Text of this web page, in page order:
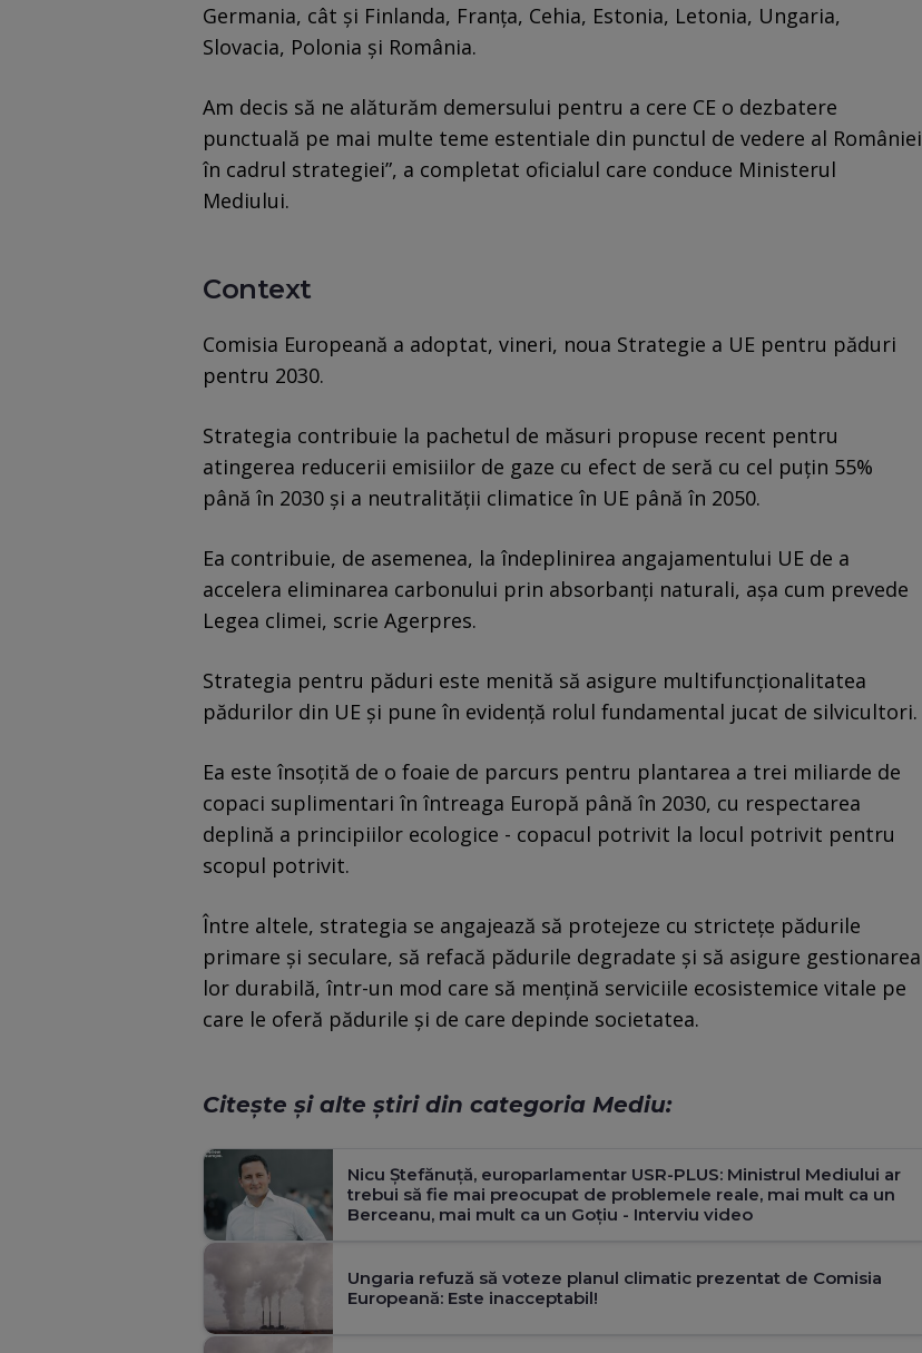
Germania, cât și Finlanda, Franța, Cehia, Estonia, Letonia, Ungaria,
Slovacia, Polonia și România.
Am decis să ne alăturăm demersului pentru a cere CE o dezbatere
punctuală pe mai multe teme estentiale din punctul de vedere al României
în cadrul strategiei”, a completat oficialul care conduce Ministerul
Mediului.
Context
Comisia Europeană a adoptat, vineri, noua Strategie a UE pentru păduri
pentru 2030.
Strategia contribuie la pachetul de măsuri propuse recent pentru
atingerea reducerii emisiilor de gaze cu efect de seră cu cel puţin 55%
până în 2030 şi a neutralităţii climatice în UE până în 2050.
Ea contribuie, de asemenea, la îndeplinirea angajamentului UE de a
accelera eliminarea carbonului prin absorbanţi naturali, aşa cum prevede
Legea climei, scrie Agerpres.
Strategia pentru păduri este menită să asigure multifuncţionalitatea
pădurilor din UE şi pune în evidenţă rolul fundamental jucat de silvicultori.
Ea este însoţită de o foaie de parcurs pentru plantarea a trei miliarde de
copaci suplimentari în întreaga Europă până în 2030, cu respectarea
deplină a principiilor ecologice - copacul potrivit la locul potrivit pentru
scopul potrivit.
Între altele, strategia se angajează să protejeze cu stricteţe pădurile
primare şi seculare, să refacă pădurile degradate şi să asigure gestionarea
lor durabilă, într-un mod care să menţină serviciile ecosistemice vitale pe
care le oferă pădurile şi de care depinde societatea.
Citește și alte știri din categoria Mediu:
Nicu Ștefănuță, europarlamentar USR-PLUS: Ministrul Mediului ar
trebui să fie mai preocupat de problemele reale, mai mult ca un
Berceanu, mai mult ca un Goțiu - Interviu video
Ungaria refuză să voteze planul climatic prezentat de Comisia
Europeană: Este inacceptabil!